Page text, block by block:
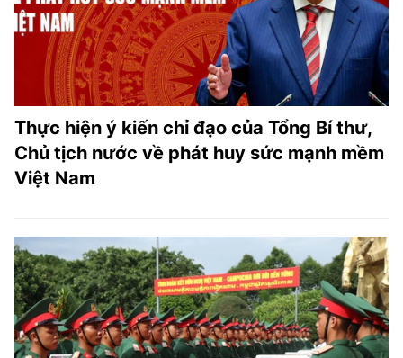
Thực hiện ý kiến chỉ đạo của Tổng Bí thư,
Chủ tịch nước về phát huy sức mạnh mềm
Việt Nam